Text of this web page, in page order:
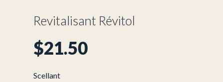
Revitalisant Révitol
$21.50
Scellant